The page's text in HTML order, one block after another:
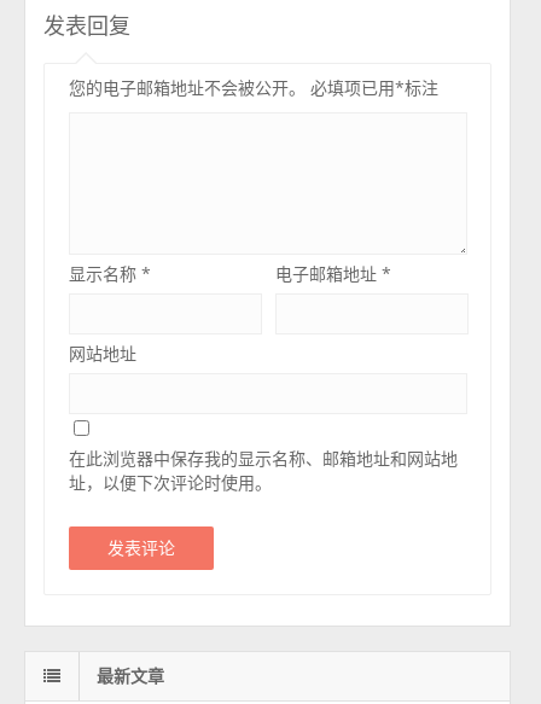
发表回复
您的电子邮箱地址不会被公开。 必填项已用*标注
显示名称* 电子邮箱地址*
网站地址
在此浏览器中保存我的显示名称、邮箱地址和网站地
址，以便下次评论时使用。
最新文章